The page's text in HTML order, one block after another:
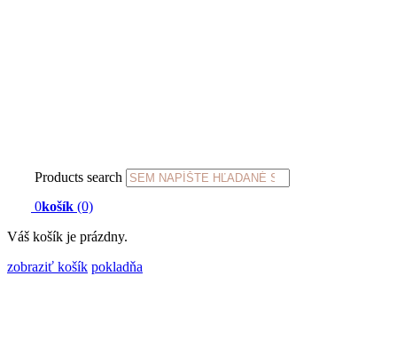
Products search
0košík (0)
Váš košík je prázdny.
zobraziť košík pokladňa